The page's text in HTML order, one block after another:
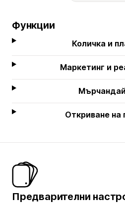
Функции
Количка и
Маркетинг и
Откриване на
Предварителни